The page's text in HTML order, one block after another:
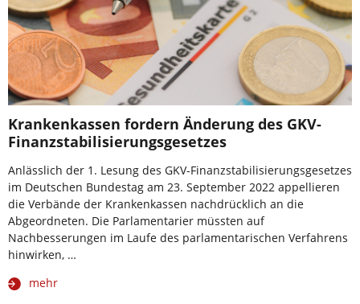
Krankenkassen fordern Änderung des GKV-
Finanzstabilisierungsgesetzes
Anlässlich der 1. Lesung des GKV-Finanzstabilisierungsgesetzes
im Deutschen Bundestag am 23. September 2022 appellieren
die Verbände der Krankenkassen nachdrücklich an die
Abgeordneten. Die Parlamentarier müssten auf
Nachbesserungen im Laufe des parlamentarischen Verfahrens
hinwirken, …
mehr